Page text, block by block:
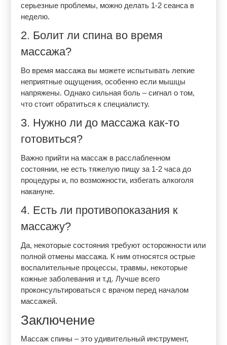
серьезные проблемы, можно делать 1-2 сеанса в
неделю.
2. Болит ли спина во время
массажа?
Во время массажа вы можете испытывать легкие
неприятные ощущения, особенно если мышцы
напряжены. Однако сильная боль – сигнал о том,
что стоит обратиться к специалисту.
3. Нужно ли до массажа как-то
готовиться?
Важно прийти на массаж в расслабленном
состоянии, не есть тяжелую пищу за 1-2 часа до
процедуры и, по возможности, избегать алкоголя
накануне.
4. Есть ли противопоказания к
массажу?
Да, некоторые состояния требуют осторожности или
полной отмены массажа. К ним относятся острые
воспалительные процессы, травмы, некоторые
кожные заболевания и т.д. Лучше всего
проконсультироваться с врачом перед началом
массажей.
Заключение
Массаж спины – это удивительный инструмент,